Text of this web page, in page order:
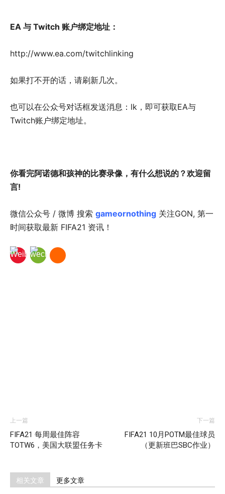
EA 与 Twitch 账户绑定地址：
http://www.ea.com/twitchlinking
如果打不开的话，请刷新几次。
也可以在公众号对话框发送消息：lk，即可获取EA与
Twitch账户绑定地址。
你看完阿诺德和孩神的比赛录像，有什么想说的？欢迎留
言!
微信公众号 / 微博 搜索 gameornothing 关注GON, 第一
时间获取最新 FIFA21 资讯！
上一篇
FIFA21 每周最佳阵容
TOTW6，美国大联盟任务卡
下一篇
FIFA21 10月POTM最佳球员
（更新班巴SBC作业）
相关文章 更多文章